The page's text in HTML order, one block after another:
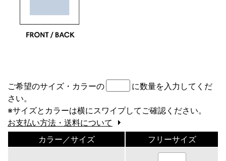
ご希望のサイズ・カラーの
に数量を入力してくだ
さい。
※サイズとカラーは横にスワイプしてご確認ください。
お支払い方法・送料について
カラー／サイズ
フリーサイズ